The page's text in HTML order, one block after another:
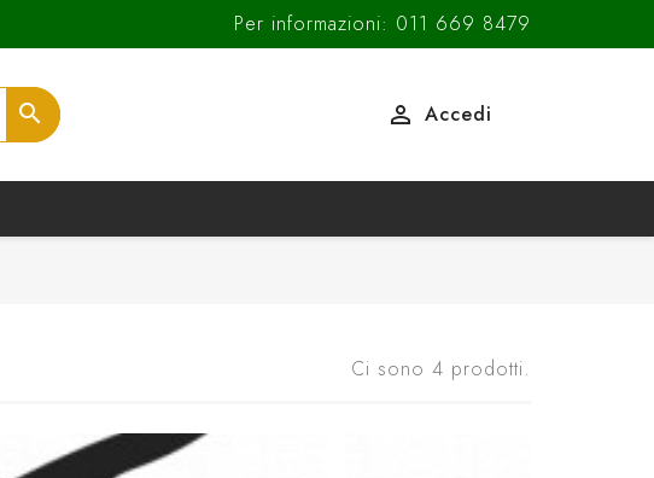
Per informazioni: 011 669 8479
search  Accedi
Ci sono 4 prodotti.